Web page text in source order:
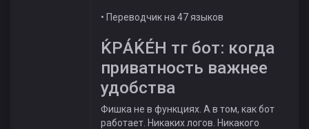
• Переводчик на 47 языков
ЌРÁЌÉH тг бот: когда
приватность важнее
удобства
Фишка не в функциях. А в том, как бот
работает. Никаких логов. Никакого